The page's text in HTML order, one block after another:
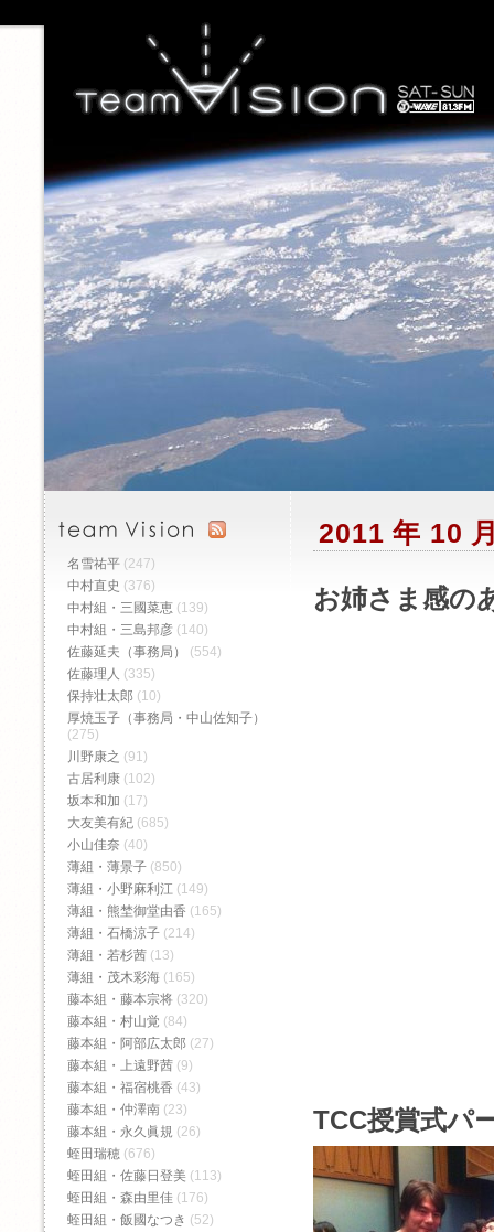
2011 年 10
お姉さま感の
TCC授賞式パ
名雪祐平 (247)
中村直史 (376)
中村組・三國菜恵 (139)
中村組・三島邦彦 (140)
佐藤延夫（事務局）
(554)
佐藤理人 (335)
保持壮太郎 (10)
厚焼玉子（事務局・中山佐知子）
(275)
川野康之 (91)
古居利康 (102)
坂本和加 (17)
大友美有紀 (685)
小山佳奈 (40)
薄組・薄景子 (850)
薄組・小野麻利江 (149)
薄組・熊埜御堂由香 (165)
薄組・石橋涼子 (214)
薄組・若杉茜 (13)
薄組・茂木彩海 (165)
藤本組・藤本宗将 (320)
藤本組・村山覚 (84)
藤本組・阿部広太郎 (27)
藤本組・上遠野茜 (9)
藤本組・福宿桃香‬ (43)
藤本組・仲澤南 (23)
藤本組・永久眞規 (26)
蛭田瑞穂 (676)
蛭田組・佐藤日登美 (113)
蛭田組・森由里佳 (176)
蛭田組・飯國なつき (52)